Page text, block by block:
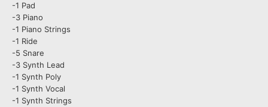
-1 Pad
-3 Piano
-1 Piano Strings
-1 Ride
-5 Snare
-3 Synth Lead
-1 Synth Poly
-1 Synth Vocal
-1 Synth Strings